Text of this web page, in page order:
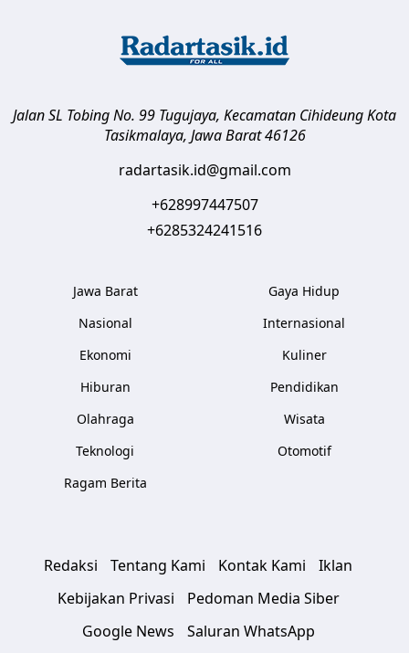
Jalan SL Tobing No. 99 Tugujaya, Kecamatan CihideungKota
Tasikmalaya, Jawa Barat 46126
radartasik.id@gmail.com
+628997447507
+6285324241516
Jawa Barat
Nasional
Ekonomi
Hiburan
Olahraga
Teknologi
Ragam Berita
Gaya Hidup
Internasional
Kuliner
Pendidikan
Wisata
Otomotif
Redaksi Tentang Kami Kontak Kami
Iklan
Kebijakan Privasi
Pedoman Media Siber
Google News
Saluran WhatsApp